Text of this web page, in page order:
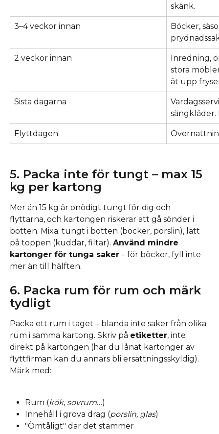
skänk.
3–4 veckor innan
Böcker,
2 veckor innan
Inredning,
stora
ät upp
Sista dagarna
sängkläder.
Flyttdagen
5. Packa inte för tungt – max 15
kg per kartong
Mer än 15 kg är onödigt tungt för dig och
flyttarna, och kartongen riskerar att gå sönder i
botten. Mixa: tungt i botten (böcker, porslin), lätt
på toppen (kuddar, filtar). Använd mindre
kartonger för tunga saker – för böcker, fyll inte
mer än till hälften.
6. Packa rum för rum och märk
tydligt
Packa ett rum i taget – blanda inte saker från olika
rum i samma kartong. Skriv på etiketter, inte
direkt på kartongen (har du lånat kartonger av
flyttfirman kan du annars bli ersättningsskyldig).
Märk med:
Rum (kök, sovrum…)
Innehåll i grova drag (porslin, glas)
"Ömtåligt" där det stämmer